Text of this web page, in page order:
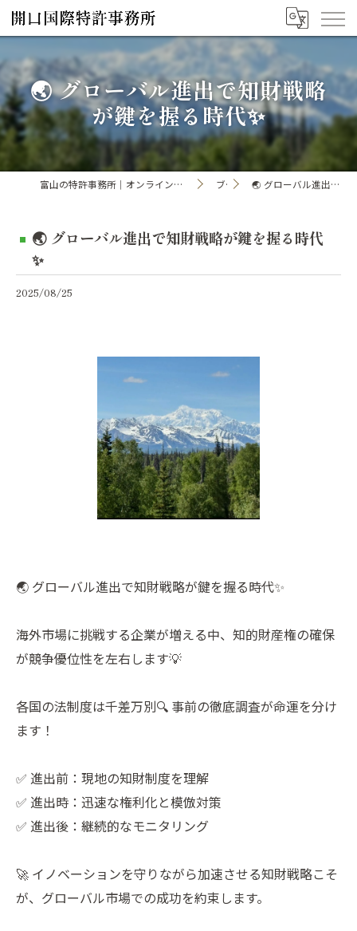
🌏 グローバル進出で知財戦略
が鍵を握る時代✨
富山の特許事務所｜オンライン手続き・申請・出願なら「開口国際特許事務所」 ブログ 🌏 グローバル進出で知財戦略が鍵を握る時代✨
🌏 グローバル進出で知財戦略が鍵を握る時代
✨
2025/08/25
🌏 グローバル進出で知財戦略が鍵を握る時代✨
海外市場に挑戦する企業が増える中、知的財産権の確保
が競争優位性を左右します💡
各国の法制度は千差万別🔍 事前の徹底調査が命運を分け
ます！
✅ 進出前：現地の知財制度を理解
✅ 進出時：迅速な権利化と模倣対策
✅ 進出後：継続的なモニタリング
🚀 イノベーションを守りながら加速させる知財戦略こそ
が、グローバル市場での成功を約束します。